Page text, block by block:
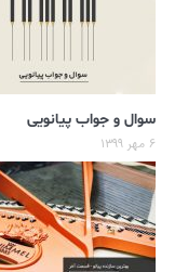
سوال و جواب پیانویی
۶ مهر ۱۳۹۹